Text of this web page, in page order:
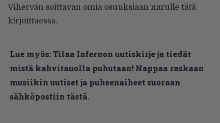
Vihervän soittavan omia osuuksiaan narulle tätä
kirjoittaessa.
Lue myös:Tilaa Infernon uutiskirje ja tiedät
mistä kahvitauolla puhutaan! Nappaa raskaan
musiikin uutiset ja puheenaiheet suoraan
sähköpostiin tästä.